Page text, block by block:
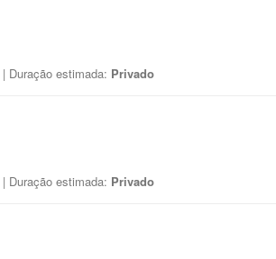
| Duração estimada: Privado
| Duração estimada: Privado